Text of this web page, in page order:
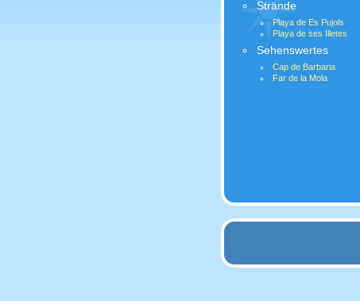
Strände
Playa de Es Pujols
Playa de ses Illetes
Sehenswertes
Cap de Barbaria
Far de la Mola